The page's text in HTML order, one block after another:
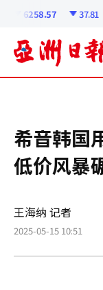
6258.57 37.81
希音韩国
低价风暴
王海纳 记者
2025-05-15 10:51